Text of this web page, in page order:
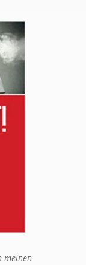
meinen